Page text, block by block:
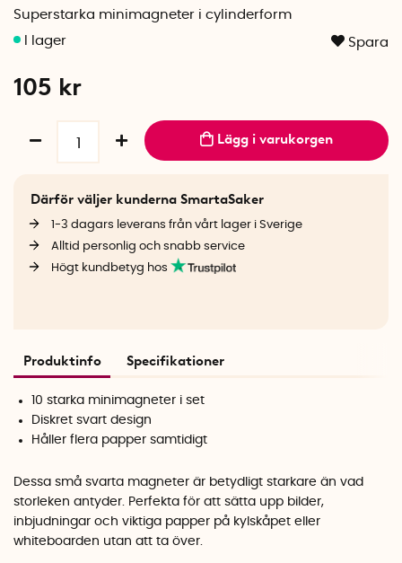
Superstarka minimagneter i cylinderform
Spara
105 kr
Lägg i varukorgen
Därför väljer kunderna SmartaSaker
1-3 dagars leverans från vårt lager i Sverige
Alltid personlig och snabb service
Högt kundbetyg hos
Produktinfo Specifikationer
10 starka minimagneter i set
Diskret svart design
Håller flera papper samtidigt
Dessa små svarta magneter är betydligt starkare än vad
storleken antyder. Perfekta för att sätta upp bilder,
inbjudningar och viktiga papper på kylskåpet eller
whiteboarden utan att ta över.